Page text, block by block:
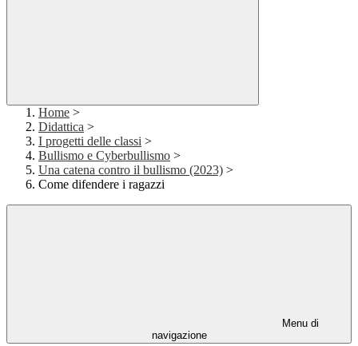
Home >
Didattica >
I progetti delle classi >
Bullismo e Cyberbullismo >
Una catena contro il bullismo (2023) >
Come difendere i ragazzi
Menu di
navigazione